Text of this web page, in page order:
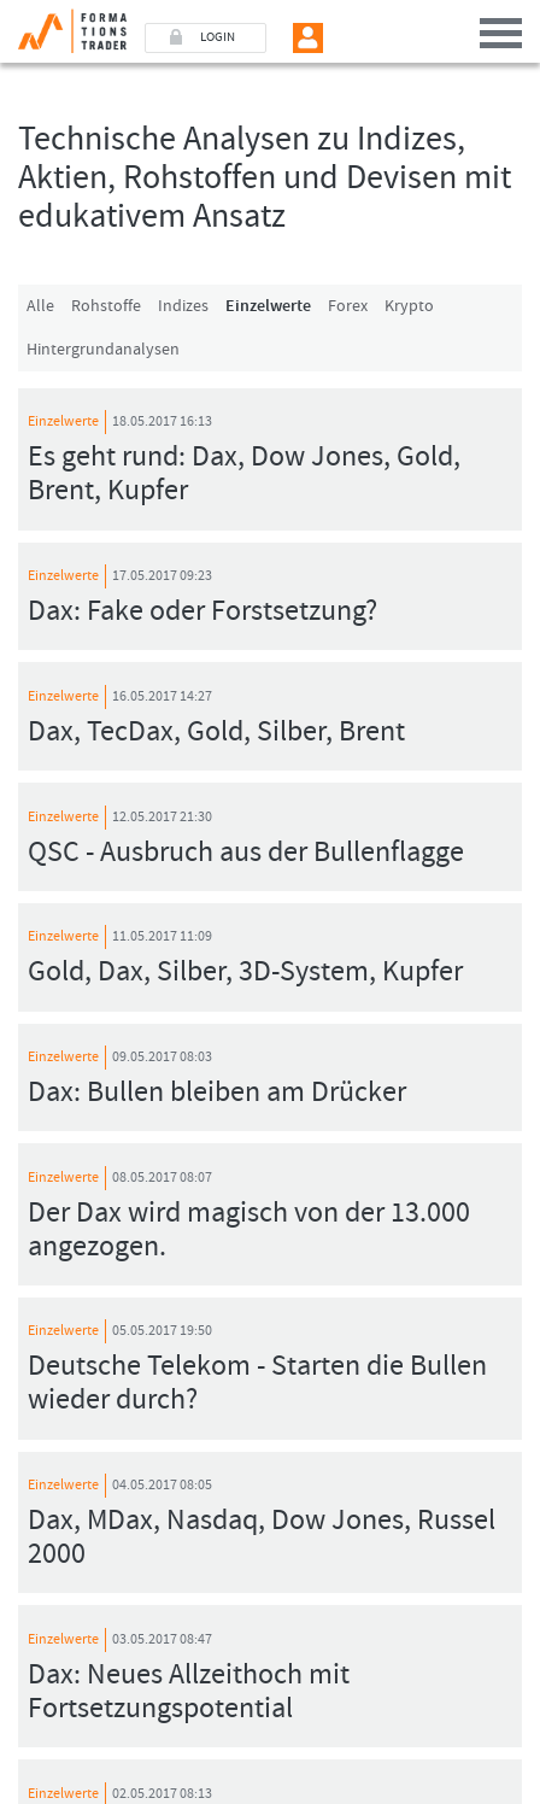
LOGIN
Technische Analysen zu Indizes,
Aktien, Rohstoffen und Devisen mit
edukativem Ansatz
Alle Rohstoffe Indizes Einzelwerte Forex
Krypto
Hintergrundanalysen
Einzelwerte 18.05.2017 16:13
Es geht rund: Dax, Dow Jones, Gold,
Brent, Kupfer
Einzelwerte 17.05.2017 09:23
Dax: Fake oder Forstsetzung?
Einzelwerte 16.05.2017 14:27
Dax, TecDax, Gold, Silber, Brent
Einzelwerte 12.05.2017 21:30
QSC - Ausbruch aus der Bullenflagge
Einzelwerte 11.05.2017 11:09
Gold, Dax, Silber, 3D-System, Kupfer
Einzelwerte 09.05.2017 08:03
Dax: Bullen bleiben am Drücker
Einzelwerte 08.05.2017 08:07
Der Dax wird magisch von der 13.000
angezogen.
Einzelwerte 05.05.2017 19:50
Deutsche Telekom - Starten die Bullen
wieder durch?
Einzelwerte 04.05.2017 08:05
Dax, MDax, Nasdaq, Dow Jones, Russel
2000
Einzelwerte 03.05.2017 08:47
Dax: Neues Allzeithoch mit
Fortsetzungspotential
Einzelwerte 02.05.2017 08:13
Benutzer (E-Mail-Adresse in Kleinschrift)
Passwort
Ich bin neu, und jetzt?
Das Formationstrader Programm bietet unterschiedliche User-Pakete. Bitte
klicken Sie unten auf „Formationstrader werden“, und finden Sie auf
unserem Online-Shop das passende Angebot.